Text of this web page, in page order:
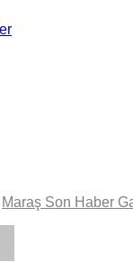
Maraş Son Haber